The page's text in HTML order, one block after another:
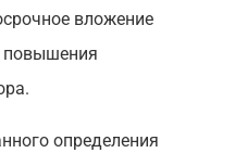
вложение
повышения
определения